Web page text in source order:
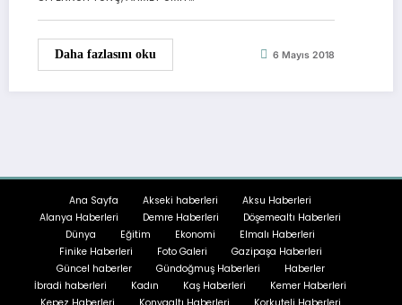
Daha fazlasını oku 6 Mayıs 2018
Ana Sayfa Akseki haberleri
Aksu Haberleri
Alanya Haberleri
Demre Haberleri
Döşemealtı Haberleri
Dünya
Eğitim Ekonomi
Elmalı Haberleri
Finike Haberleri
Foto Galeri
Gazipaşa Haberleri
Güncel haberler
Gündoğmuş Haberleri
Haberler
İbradi haberleri
Kadın Kaş Haberleri
Kemer Haberleri